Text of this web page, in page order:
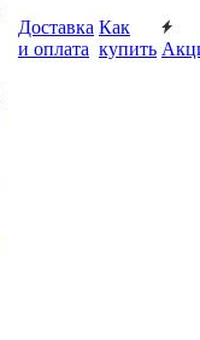
Доставка
и оплата
Как
купить